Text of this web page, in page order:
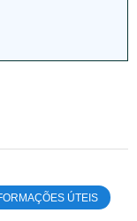
ÚTEIS